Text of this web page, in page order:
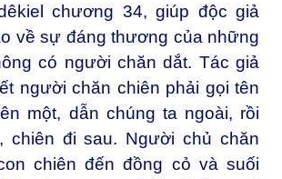
chương 34, giúp độc giả
về sự đáng thương của những
có người chăn dắt. Tác giả
người chăn chiên phải gọi tên
một, dẫn chúng ta ngoài, rồi
chiên đi sau. Người chủ chăn
chiên đến đồng cỏ và suối